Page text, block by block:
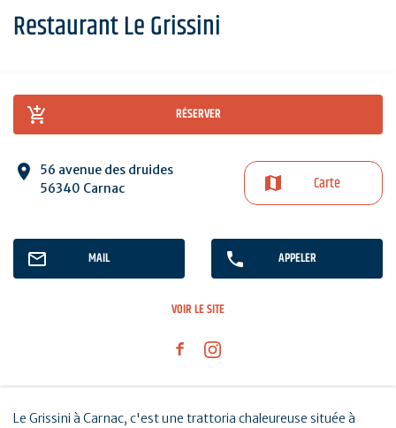
Restaurant Le Grissini
RÉSERVER
56 avenue des druides
56340 Carnac
Carte
MAIL APPELER
VOIR LE SITE
Le Grissini à Carnac, c'est une trattoria chaleureuse située à